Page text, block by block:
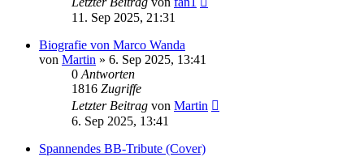
11. Sep 2025, 21:31
Biografie von Marco Wanda
von Martin » 6. Sep 2025, 13:41
0 Antworten
1816 Zugriffe
Letzter Beitrag von Martin
6. Sep 2025, 13:41
Spannendes BB-Tribute (Cover)